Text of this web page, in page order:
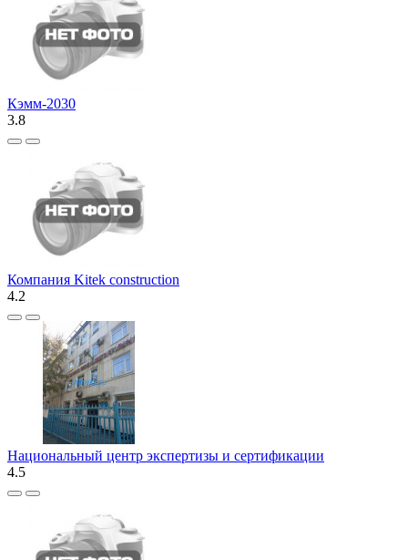
Кэмм-2030
3.8
Компания Kitek construction
4.2
Национальный центр экспертизы и сертификации
4.5